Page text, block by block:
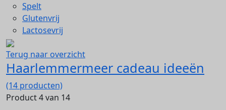
Spelt
Glutenvrij
Lactosevrij
Terug naar overzicht
Haarlemmermeer cadeau ideeën
(14 producten)
Product 4 van 14